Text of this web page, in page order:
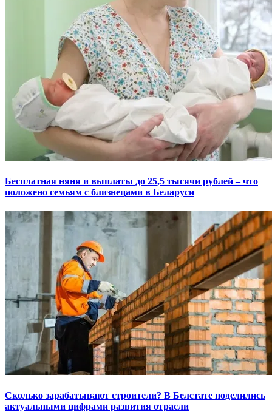
Бесплатная няня и выплаты до 25,5 тысячи рублей – что
положено семьям с близнецами в Беларуси
Сколько зарабатывают строители? В Белстате поделились
актуальными цифрами развития отрасли